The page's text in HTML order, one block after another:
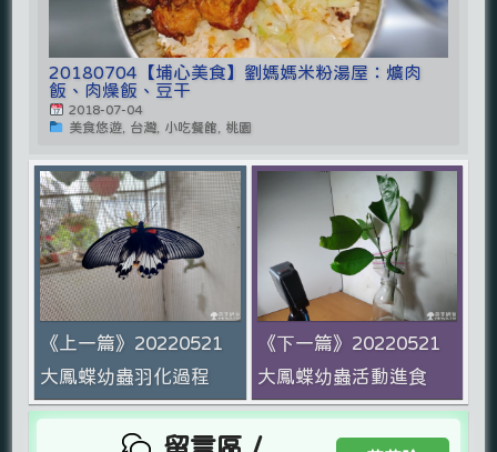
20180704【埔心美食】劉媽媽米粉湯屋：爌肉
飯、肉燥飯、豆干
2018-07-04
美食悠遊, 台灣, 小吃餐館, 桃園
《上一篇》20220521
大鳳蝶幼蟲羽化過程
《下一篇》20220521
大鳳蝶幼蟲活動進食
留言區 /